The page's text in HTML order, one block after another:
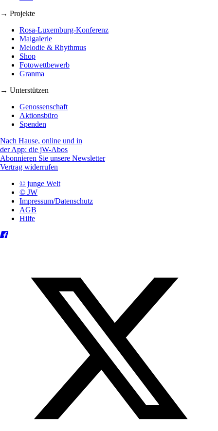
→ Projekte
Rosa-Luxemburg-Konferenz
Maigalerie
Melodie & Rhythmus
Shop
Fotowettbewerb
Granma
→ Unterstützen
Genossenschaft
Aktionsbüro
Spenden
Nach Hause, online und in
der App: die jW-Abos
Abonnieren Sie unsere Newsletter
Vertrag widerrufen
© junge Welt
© JW
Impressum/Datenschutz
AGB
Hilfe